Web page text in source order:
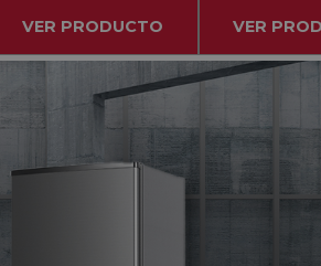
VER PRODUCTO VER